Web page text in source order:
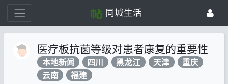
同城生活
医疗板抗菌等级对患者康复的重要性
本地新闻 四川 黑龙江 天津
重庆
云南
福建